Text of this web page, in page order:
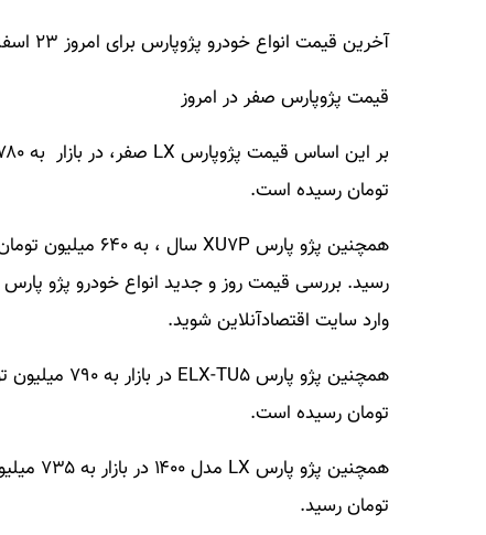
آخرین قیمت انواع خودرو پژوپارس برای امروز ۲۳ اسفند ۱۴۰۲ به شرح زیر است.
قیمت پژوپارس صفر در امروز
تومان رسیده است.
وارد سایت اقتصادآنلاین شوید.
تومان رسیده است.
تومان رسید.